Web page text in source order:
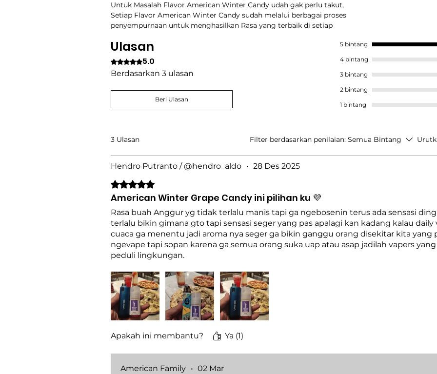
Untuk Masalah Flavor American Winter Candy udah gak perlu takut,
Setiap Flavor American Winter Candy sudah melalui berbagai proses
penyempurnaan untuk menghasilkan Rasa yang terbaik di setiap
Ulasan
Dinilai 5 dari 5 bintang.
5.0
Berdasarkan 3 ulasan
Beri Ulasan
5 bintang
4 bintang
3 bintang
2 bintang
1 bintang
3 Ulasan Filter berdasarkan penilaian: Semua Bintang
Hendro Putranto / @hendro_aldo • 28 Des 2025
Dinilai 5 dari 5 bintang.
American Winter Grape Candy ini pilihan ku 💜
Rasa buah Anggur yg tidak terlalu manis tapi ga ngebosenin terus ada sensasi
terlalu bikin gimana gto tapi sensasi seger yang pas apalagi kan kadang kalau daily
cuaca ga menentu jadi aroma nya seger ga bikin ganggu orang disekitar kita yang
ngevape tapi sopan karena ga semua orang suka uap atau asap jadilah vapers
peduli lingkungan.
Apakah ini membantu? Ya (1)
American Family • 02 Mar